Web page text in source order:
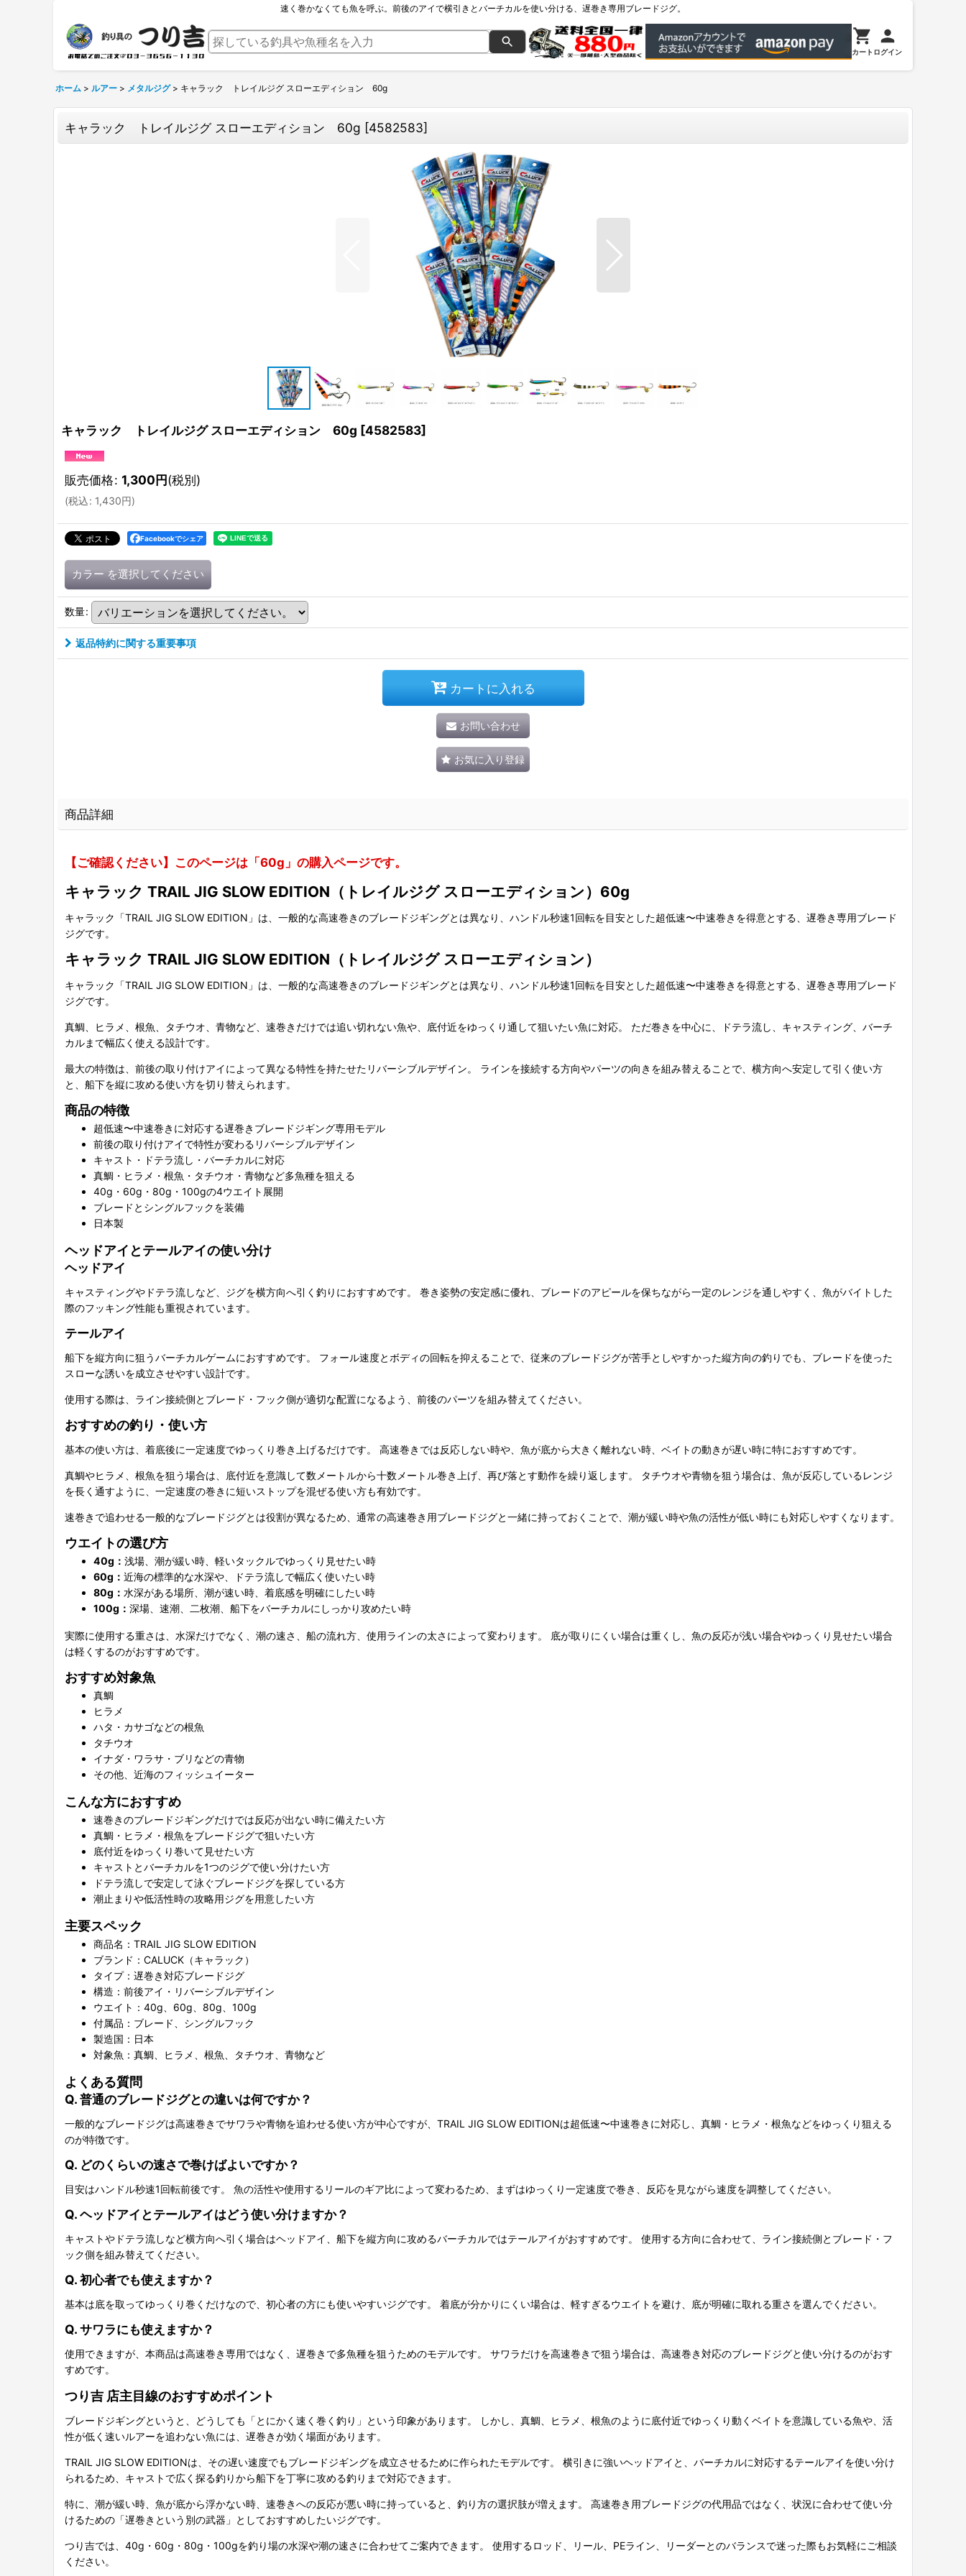
速く巻かなくても魚を呼ぶ。前後のアイで横引きとバーチカルを使い分ける、遅巻き専用ブレードジグ。
カート ログイン
ホーム > ルアー > メタルジグ > キャラック トレイルジグ スローエディション 60g
キャラック トレイルジグ スローエディション 60g [4582583]
キャラック トレイルジグ スローエディション 60g [4582583]
販売価格: 1,300円(税別)
(税込: 1,430円)
Facebookでシェア
カラー を選択してください
数量:
返品特約に関する重要事項
カートに入れる
お問い合わせ
お気に入り登録
商品詳細
【ご確認ください】このページは「60g」の購入ページです。
キャラック TRAIL JIG SLOW EDITION（トレイルジグ スローエディション）60g
キャラック「TRAIL JIG SLOW EDITION」は、一般的な高速巻きのブレードジギングとは異なり、ハンドル秒速1回転を目安とした超低速〜中速巻きを得意とする、遅巻き専用ブレード
ジグです。
キャラック TRAIL JIG SLOW EDITION（トレイルジグ スローエディション）
キャラック「TRAIL JIG SLOW EDITION」は、一般的な高速巻きのブレードジギングとは異なり、ハンドル秒速1回転を目安とした超低速〜中速巻きを得意とする、遅巻き専用ブレード
ジグです。
真鯛、ヒラメ、根魚、タチウオ、青物など、速巻きだけでは追い切れない魚や、底付近をゆっくり通して狙いたい魚に対応。 ただ巻きを中心に、ドテラ流し、キャスティング、バーチ
カルまで幅広く使える設計です。
最大の特徴は、前後の取り付けアイによって異なる特性を持たせたリバーシブルデザイン。 ラインを接続する方向やパーツの向きを組み替えることで、横方向へ安定して引く使い方
と、船下を縦に攻める使い方を切り替えられます。
商品の特徴
超低速〜中速巻きに対応する遅巻きブレードジギング専用モデル
前後の取り付けアイで特性が変わるリバーシブルデザイン
キャスト・ドテラ流し・バーチカルに対応
真鯛・ヒラメ・根魚・タチウオ・青物など多魚種を狙える
40g・60g・80g・100gの4ウエイト展開
ブレードとシングルフックを装備
日本製
ヘッドアイとテールアイの使い分け
ヘッドアイ
キャスティングやドテラ流しなど、ジグを横方向へ引く釣りにおすすめです。 巻き姿勢の安定感に優れ、ブレードのアピールを保ちながら一定のレンジを通しやすく、魚がバイトした
際のフッキング性能も重視されています。
テールアイ
船下を縦方向に狙うバーチカルゲームにおすすめです。 フォール速度とボディの回転を抑えることで、従来のブレードジグが苦手としやすかった縦方向の釣りでも、ブレードを使った
スローな誘いを成立させやすい設計です。
使用する際は、ライン接続側とブレード・フック側が適切な配置になるよう、前後のパーツを組み替えてください。
おすすめの釣り・使い方
基本の使い方は、着底後に一定速度でゆっくり巻き上げるだけです。 高速巻きでは反応しない時や、魚が底から大きく離れない時、ベイトの動きが遅い時に特におすすめです。
真鯛やヒラメ、根魚を狙う場合は、底付近を意識して数メートルから十数メートル巻き上げ、再び落とす動作を繰り返します。 タチウオや青物を狙う場合は、魚が反応しているレンジ
を長く通すように、一定速度の巻きに短いストップを混ぜる使い方も有効です。
速巻きで追わせる一般的なブレードジグとは役割が異なるため、通常の高速巻き用ブレードジグと一緒に持っておくことで、潮が緩い時や魚の活性が低い時にも対応しやすくなります。
ウエイトの選び方
40g： 浅場、潮が緩い時、軽いタックルでゆっくり見せたい時
60g： 近海の標準的な水深や、ドテラ流しで幅広く使いたい時
80g： 水深がある場所、潮が速い時、着底感を明確にしたい時
100g： 深場、速潮、二枚潮、船下をバーチカルにしっかり攻めたい時
実際に使用する重さは、水深だけでなく、潮の速さ、船の流れ方、使用ラインの太さによって変わります。 底が取りにくい場合は重くし、魚の反応が浅い場合やゆっくり見せたい場合
は軽くするのがおすすめです。
おすすめ対象魚
真鯛
ヒラメ
ハタ・カサゴなどの根魚
タチウオ
イナダ・ワラサ・ブリなどの青物
その他、近海のフィッシュイーター
こんな方におすすめ
速巻きのブレードジギングだけでは反応が出ない時に備えたい方
真鯛・ヒラメ・根魚をブレードジグで狙いたい方
底付近をゆっくり巻いて見せたい方
キャストとバーチカルを1つのジグで使い分けたい方
ドテラ流しで安定して泳ぐブレードジグを探している方
潮止まりや低活性時の攻略用ジグを用意したい方
主要スペック
商品名：TRAIL JIG SLOW EDITION
ブランド：CALUCK（キャラック）
タイプ：遅巻き対応ブレードジグ
構造：前後アイ・リバーシブルデザイン
ウエイト：40g、60g、80g、100g
付属品：ブレード、シングルフック
製造国：日本
対象魚：真鯛、ヒラメ、根魚、タチウオ、青物など
よくある質問
Q. 普通のブレードジグとの違いは何ですか？
一般的なブレードジグは高速巻きでサワラや青物を追わせる使い方が中心ですが、TRAIL JIG SLOW EDITIONは超低速〜中速巻きに対応し、真鯛・ヒラメ・根魚などをゆっくり狙える
のが特徴です。
Q. どのくらいの速さで巻けばよいですか？
目安はハンドル秒速1回転前後です。 魚の活性や使用するリールのギア比によって変わるため、まずはゆっくり一定速度で巻き、反応を見ながら速度を調整してください。
Q. ヘッドアイとテールアイはどう使い分けますか？
キャストやドテラ流しなど横方向へ引く場合はヘッドアイ、船下を縦方向に攻めるバーチカルではテールアイがおすすめです。 使用する方向に合わせて、ライン接続側とブレード・フ
ック側を組み替えてください。
Q. 初心者でも使えますか？
基本は底を取ってゆっくり巻くだけなので、初心者の方にも使いやすいジグです。 着底が分かりにくい場合は、軽すぎるウエイトを避け、底が明確に取れる重さを選んでください。
Q. サワラにも使えますか？
使用できますが、本商品は高速巻き専用ではなく、遅巻きで多魚種を狙うためのモデルです。 サワラだけを高速巻きで狙う場合は、高速巻き対応のブレードジグと使い分けるのがおす
すめです。
つり吉 店主目線のおすすめポイント
ブレードジギングというと、どうしても「とにかく速く巻く釣り」という印象があります。 しかし、真鯛、ヒラメ、根魚のように底付近でゆっくり動くベイトを意識している魚や、活
性が低く速いルアーを追わない魚には、遅巻きが効く場面があります。
TRAIL JIG SLOW EDITIONは、その遅い速度でもブレードジギングを成立させるために作られたモデルです。 横引きに強いヘッドアイと、バーチカルに対応するテールアイを使い分け
られるため、キャストで広く探る釣りから船下を丁寧に攻める釣りまで対応できます。
特に、潮が緩い時、魚が底から浮かない時、速巻きへの反応が悪い時に持っていると、釣り方の選択肢が増えます。 高速巻き用ブレードジグの代用品ではなく、状況に合わせて使い分
けるための「遅巻きという別の武器」としておすすめしたいジグです。
つり吉では、40g・60g・80g・100gを釣り場の水深や潮の速さに合わせてご案内できます。 使用するロッド、リール、PEライン、リーダーとのバランスで迷った際もお気軽にご相談
ください。